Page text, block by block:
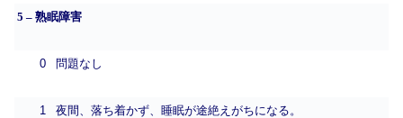
5 – 熟眠障害
0 問題なし
1 夜間、落ち着かず、睡眠が途絶えがちになる。